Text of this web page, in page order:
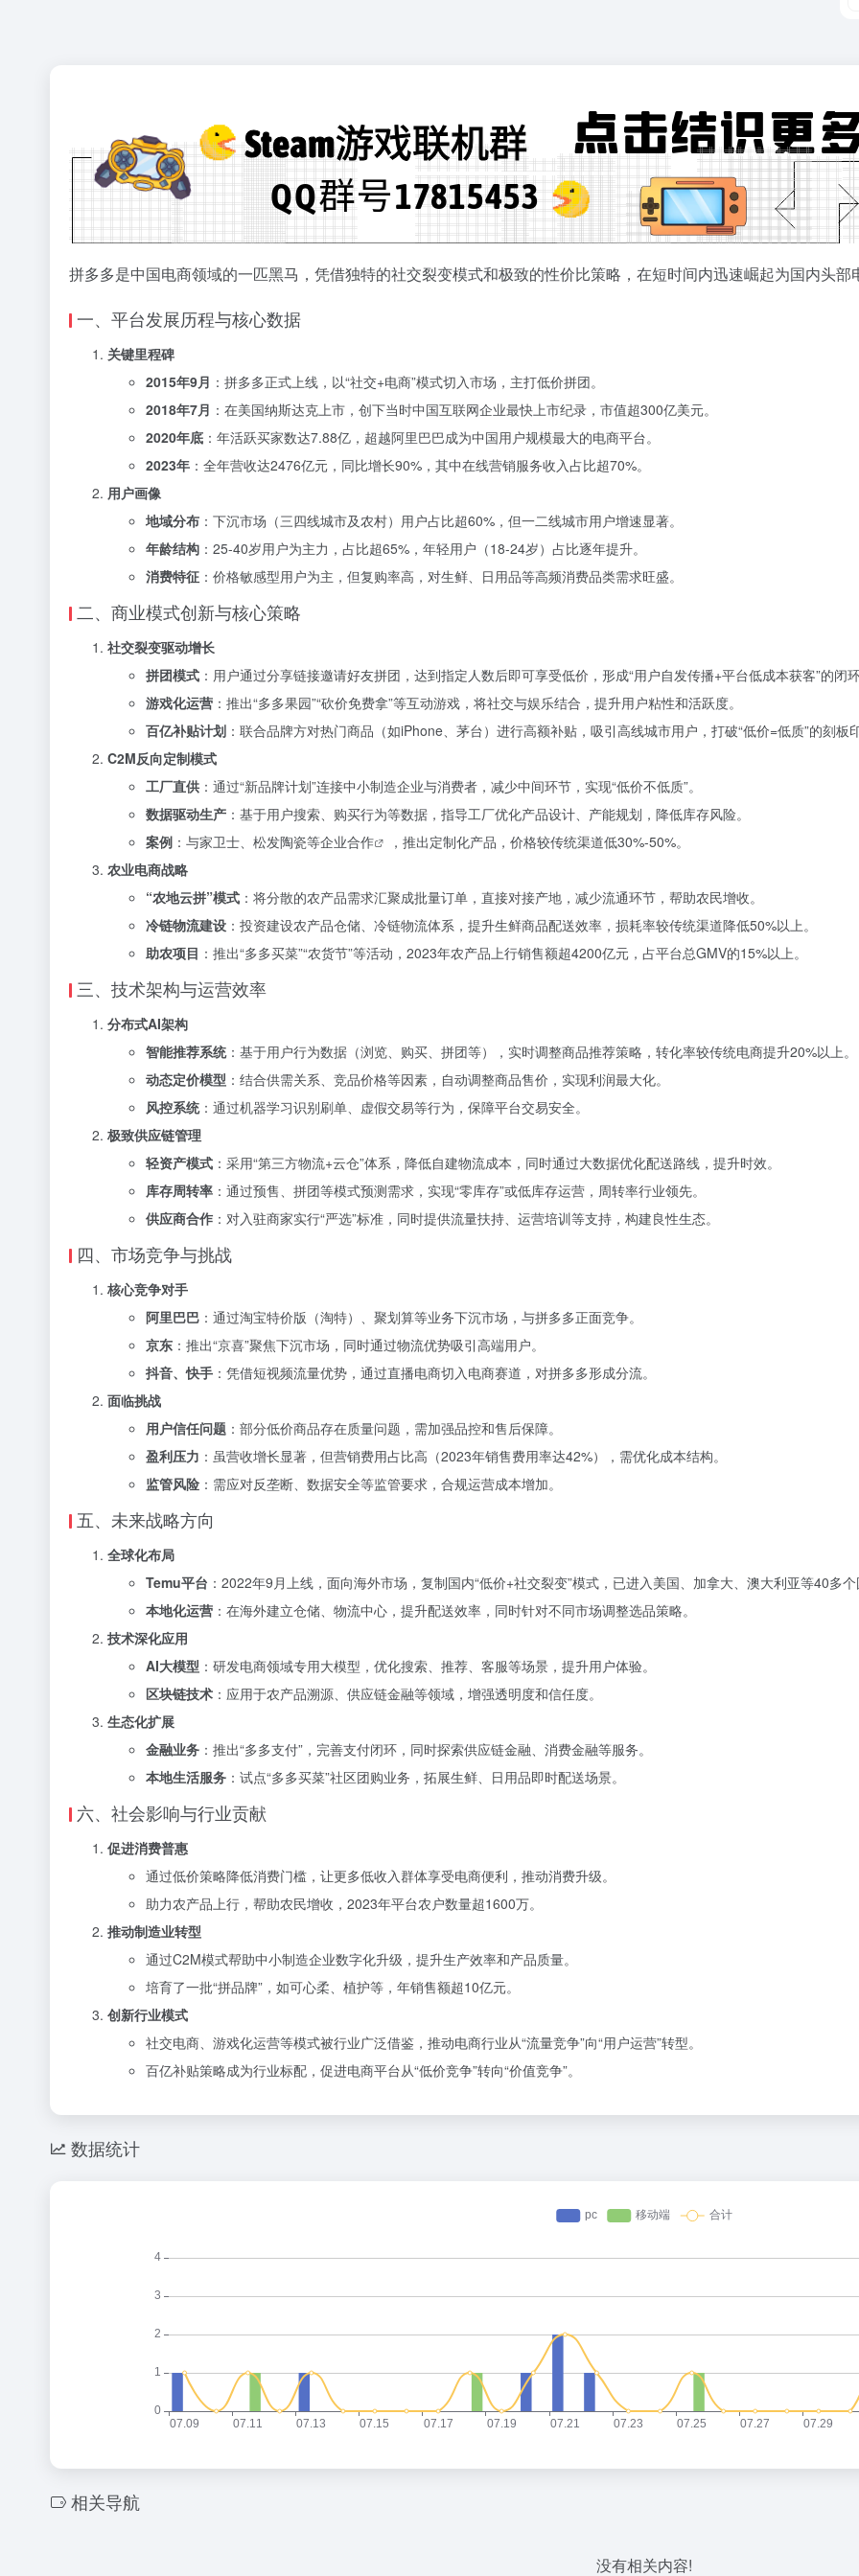
拼多多是中国电商领域的一匹黑马，凭借独特的社交裂变模式和极致的性价比策略，在短时间内迅速崛起为国内头
一、平台发展历程与核心数据
关键里程碑
2015年9月 ：拼多多正式上线，以“社交+电商”模式切入市场，主打低价拼团。
2018年7月 ：在美国纳斯达克上市，创下当时中国互联网企业最快上市纪录，市值超300亿美元。
2020年底 ：年活跃买家数达7.88亿，超越阿里巴巴成为中国用户规模最大的电商平台。
2023年 ：全年营收达2476亿元，同比增长90%，其中在线营销服务收入占比超70%。
用户画像
地域分布 ：下沉市场（三四线城市及农村）用户占比超60%，但一二线城市用户增速显著。
年龄结构 ：25-40岁用户为主力，占比超65%，年轻用户（18-24岁）占比逐年提升。
消费特征 ：价格敏感型用户为主，但复购率高，对生鲜、日用品等高频消费品类需求旺盛。
二、商业模式创新与核心策略
社交裂变驱动增长
拼团模式 ：用户通过分享链接邀请好友拼团，达到指定人数后即可享受低价，形成“用户自发传播+平台低成本获客”的闭
游戏化运营 ：推出“多多果园”“砍价免费拿”等互动游戏，将社交与娱乐结合，提升用户粘性和活跃度。
百亿补贴计划 ：联合品牌方对热门商品（如iPhone、茅台）进行高额补贴，吸引高线城市用户，打破“低价=低质”的刻板
C2M反向定制模式
工厂直供 ：通过“新品牌计划”连接中小制造企业与消费者，减少中间环节，实现“低价不低质”。
数据驱动生产 ：基于用户搜索、购买行为等数据，指导工厂优化产品设计、产能规划，降低库存风险。
案例 ：与家卫士、松发陶瓷等企业合作
，推出定制化产品，价格较传统渠道低30%-50%。
农业电商战略
“农地云拼”模式 ：将分散的农产品需求汇聚成批量订单，直接对接产地，减少流通环节，帮助农民增收。
冷链物流建设 ：投资建设农产品仓储、冷链物流体系，提升生鲜商品配送效率，损耗率较传统渠道降低50%以上。
助农项目 ：推出“多多买菜”“农货节”等活动，2023年农产品上行销售额超4200亿元，占平台总GMV的15%以上。
三、技术架构与运营效率
分布式AI架构
智能推荐系统：基于用户行为数据（浏览、购买、拼团等），实时调整商品推荐策略，转化率较传统电商提升20%以上。
动态定价模型 ：结合供需关系、竞品价格等因素，自动调整商品售价，实现利润最大化。
风控系统：通过机器学习识别刷单、虚假交易等行为，保障平台交易安全。
极致供应链管理
轻资产模式 ：采用“第三方物流+云仓”体系，降低自建物流成本，同时通过大数据优化配送路线，提升时效。
库存周转率 ：通过预售、拼团等模式预测需求，实现“零库存”或低库存运营，周转率行业领先。
供应商合作 ：对入驻商家实行“严选”标准，同时提供流量扶持、运营培训等支持，构建良性生态。
四、市场竞争与挑战
核心竞争对手
阿里巴巴 ：通过淘宝特价版（淘特）、聚划算等业务下沉市场，与拼多多正面竞争。
京东 ：推出“京喜”聚焦下沉市场，同时通过物流优势吸引高端用户。
抖音、快手 ：凭借短视频流量优势，通过直播电商切入电商赛道，对拼多多形成分流。
面临挑战
用户信任问题 ：部分低价商品存在质量问题，需加强品控和售后保障。
盈利压力 ：虽营收增长显著，但营销费用占比高（2023年销售费用率达42%），需优化成本结构。
监管风险 ：需应对反垄断、数据安全等监管要求，合规运营成本增加。
五、未来战略方向
全球化布局
Temu平台 ：2022年9月上线，面向海外市场，复制国内“低价+社交裂变”模式，已进入美国、加拿大、澳大利亚等40多
本地化运营 ：在海外建立仓储、物流中心，提升配送效率，同时针对不同市场调整选品策略。
技术深化应用
AI大模型 ：研发电商领域专用大模型，优化搜索、推荐、客服等场景，提升用户体验。
区块链技术 ：应用于农产品溯源、供应链金融等领域，增强透明度和信任度。
生态化扩展
金融业务 ：推出“多多支付”，完善支付闭环，同时探索供应链金融、消费金融等服务。
本地生活服务 ：试点“多多买菜”社区团购业务，拓展生鲜、日用品即时配送场景。
六、社会影响与行业贡献
促进消费普惠
通过低价策略降低消费门槛，让更多低收入群体享受电商便利，推动消费升级。
助力农产品上行，帮助农民增收，2023年平台农户数量超1600万。
推动制造业转型
通过C2M模式帮助中小制造企业数字化升级，提升生产效率和产品质量。
培育了一批“拼品牌”，如可心柔、植护等，年销售额超10亿元。
创新行业模式
社交电商、游戏化运营等模式被行业广泛借鉴，推动电商行业从“流量竞争”向“用户运营”转型。
百亿补贴策略成为行业标配，促进电商平台从“低价竞争”转向“价值竞争”。
数据统计
相关导航
没有相关内容!